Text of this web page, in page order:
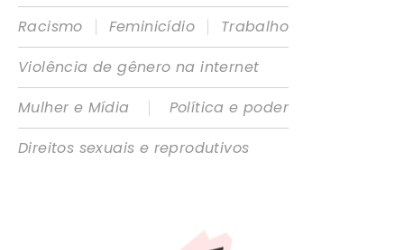
Racismo
| Feminicídio |
Trabalho
Violência de gênero na internet
Mulher e Mídia
|
Política e poder
Direitos sexuais e reprodutivos